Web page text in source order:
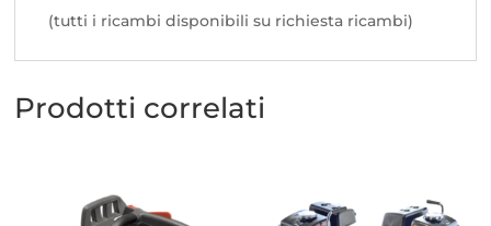
(tutti i ricambi disponibili su richiesta ricambi)
Prodotti correlati